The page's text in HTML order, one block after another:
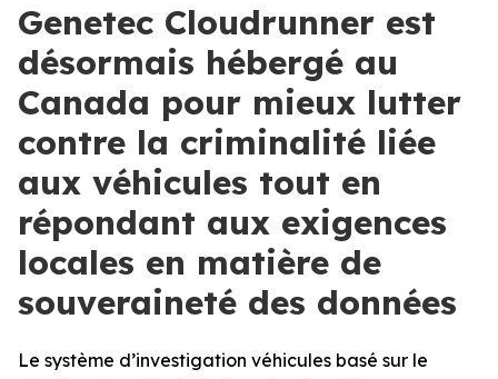
Genetec Cloudrunner est
désormais hébergé au
Canada pour mieux lutter
contre la criminalité liée
aux véhicules tout en
répondant aux exigences
locales en matière de
souveraineté des données
Le système d’investigation véhicules basé sur le